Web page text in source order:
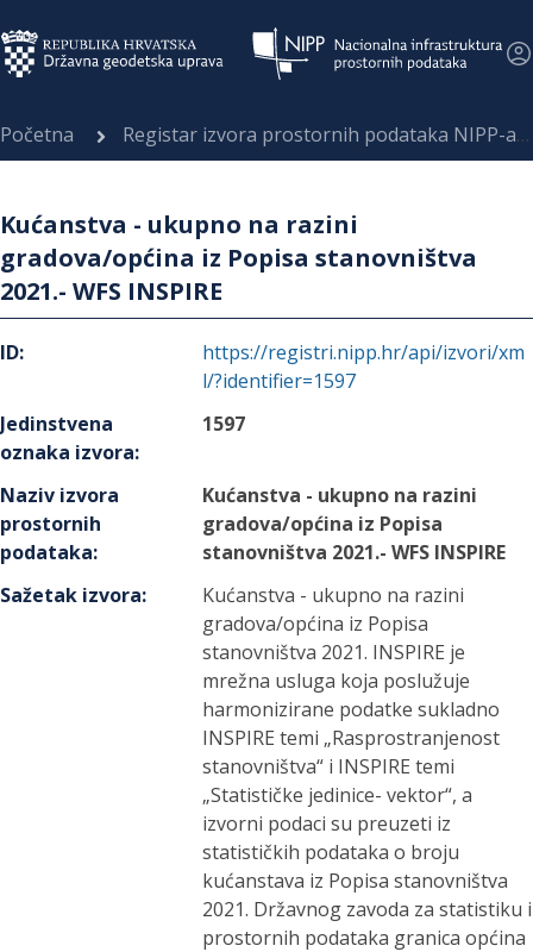
Početna Registar izvora prostornih podataka NIPP-a
Kućanstva - ukupno na razini
gradova/općina iz Popisa stanovništva
2021.- WFS INSPIRE
ID:
https://registri.nipp.hr/api/izvori/xm
l/?identifier=1597
Jedinstvena
oznaka izvora:
1597
Naziv izvora
prostornih
podataka:
Kućanstva - ukupno na razini
gradova/općina iz Popisa
stanovništva 2021.- WFS INSPIRE
Sažetak izvora:
Kućanstva - ukupno na razini
gradova/općina iz Popisa
stanovništva 2021. INSPIRE je
mrežna usluga koja poslužuje
harmonizirane podatke sukladno
INSPIRE temi „Rasprostranjenost
stanovništva“ i INSPIRE temi
„Statističke jedinice- vektor“, a
izvorni podaci su preuzeti iz
statističkih podataka o broju
kućanstava iz Popisa stanovništva
2021. Državnog zavoda za statistiku i
prostornih podataka granica općina